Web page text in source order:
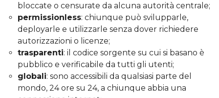
bloccate o censurate da alcuna autorità centrale;
permissionless: chiunque può svilupparle,
deployarle e utilizzarle senza dover richiedere
autorizzazioni o licenze;
trasparenti: il codice sorgente su cui si basano è
pubblico e verificabile da tutti gli utenti;
globali: sono accessibili da qualsiasi parte del
mondo, 24 ore su 24, a chiunque abbia una